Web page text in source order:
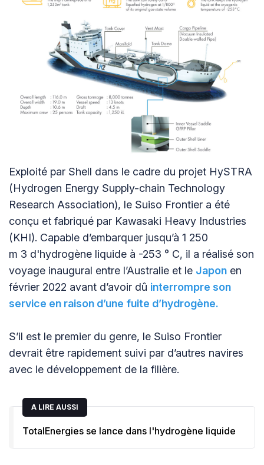
Exploité par Shell dans le cadre du projet HySTRA
(Hydrogen Energy Supply-chain Technology
Research Association), le Suiso Frontier a été
conçu et fabriqué par Kawasaki Heavy Industries
(KHI). Capable d’embarquer jusqu’à 1 250
m 3 d'hydrogène liquide à -253 ° C, il a réalisé son
voyage inaugural entre l’Australie et le Japon en
février 2022 avant d’avoir dû interrompre son
service en raison d’une fuite d’hydrogène.
S’il est le premier du genre, le Suiso Frontier
devrait être rapidement suivi par d’autres navires
avec le développement de la filière.
A LIRE AUSSI
TotalEnergies se lance dans l'hydrogène liquide